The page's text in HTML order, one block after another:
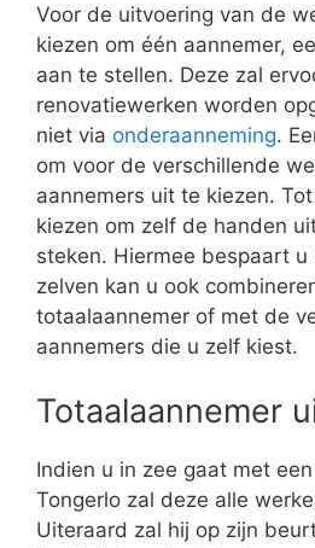
Voor de uitvoering van de
kiezen om één aannemer,
aan te stellen. Deze zal
renovatiewerken worden
niet via onderaanneming.
om voor de verschillende
aannemers uit te kiezen.
kiezen om zelf de handen
steken. Hiermee bespaart
zelven kan u ook
totaalaannemer of met de
aannemers die u zelf kiest.
Totaalaannemer
Indien u in zee gaat met
Tongerlo zal deze alle
Uiteraard zal hij op zijn